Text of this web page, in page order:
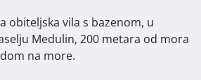
Medulin, 200 metara od mora
na more.